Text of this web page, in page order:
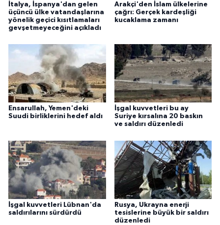
İtalya, İspanya'dan gelen
üçüncü ülke vatandaşlarına
yönelik geçici kısıtlamaları
gevşetmeyeceğini açıkladı
Arakçi'den İslam ülkelerine
çağrı: Gerçek kardeşliği
kucaklama zamanı
Ensarullah, Yemen'deki
Suudi birliklerini hedef aldı
İşgal kuvvetleri bu ay
Suriye kırsalına 20 baskın
ve saldırı düzenledi
İşgal kuvvetleri Lübnan'da
saldırılarını sürdürdü
Rusya, Ukrayna enerji
tesislerine büyük bir saldırı
düzenledi